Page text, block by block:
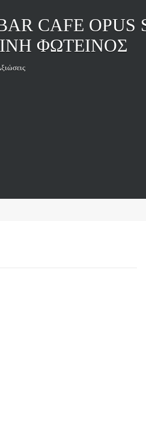
CAFE OPUS
ΦΩΤΕΙΝΟΣ